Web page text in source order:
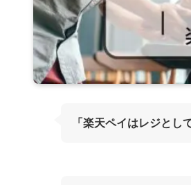
「楽天ペイはレジとし